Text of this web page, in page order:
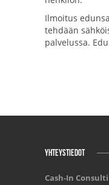
Ilmoitus
tehdään
palvelussa.
YHTEYSTIEDOT
Cash-In